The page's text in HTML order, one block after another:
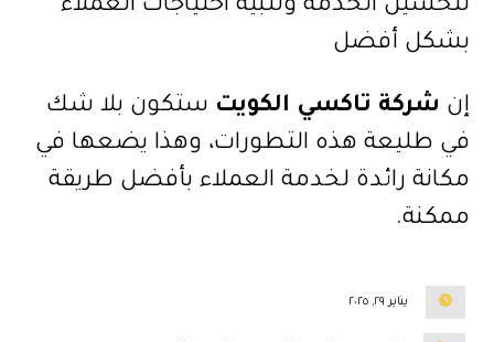
لتحسين الخدمة وتلبية احتياجات العملاء
بشكل أفضل
إن شركة تاكسي الكويت ستكون بلا شك
في طليعة هذه التطورات، وهذا يضعها في
مكانة رائدة لخدمة العملاء بأفضل طريقة
ممكنة.
يناير ٢٩, ٢٠٢٥